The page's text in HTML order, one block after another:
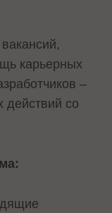
карьерных
–
действий со